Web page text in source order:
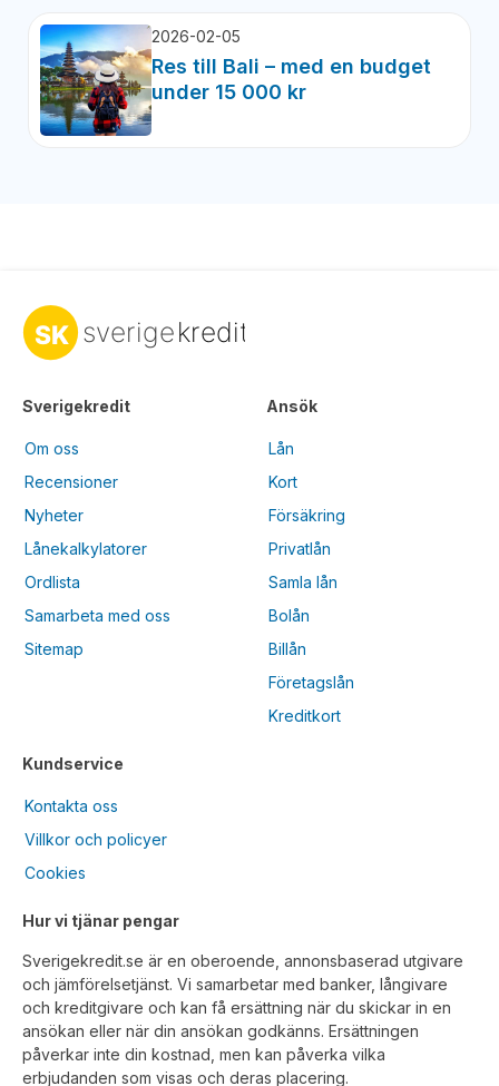
2026-02-05
Res till Bali – med en budget
under 15 000 kr
Sverigekredit
Om oss
Recensioner
Nyheter
Lånekalkylatorer
Ordlista
Samarbeta med oss
Sitemap
Kundservice
Kontakta oss
Villkor och policyer
Cookies
Ansök
Lån
Kort
Försäkring
Privatlån
Samla lån
Bolån
Billån
Företagslån
Kreditkort
Hur vi tjänar pengar
Sverigekredit.se är en oberoende, annonsbaserad utgivare
och jämförelsetjänst. Vi samarbetar med banker, långivare
och kreditgivare och kan få ersättning när du skickar in en
ansökan eller när din ansökan godkänns. Ersättningen
påverkar inte din kostnad, men kan påverka vilka
erbjudanden som visas och deras placering.